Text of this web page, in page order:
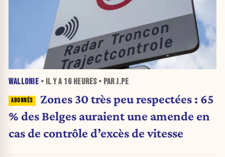
WALLONIE • IL Y A 16 HEURES• PAR J.PE
Zones 30 très peu respectées : 65
% des Belges auraient une amende en
cas de contrôle d’excès de vitesse